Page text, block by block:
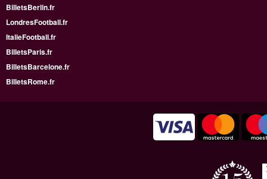
BilletsBerlin.fr
LondresFootball.fr
ItalieFootball.fr
BilletsParis.fr
BilletsBarcelone.fr
BilletsRome.fr